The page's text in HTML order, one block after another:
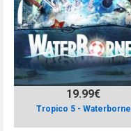
Tropico 5 - Waterborne
19.99€